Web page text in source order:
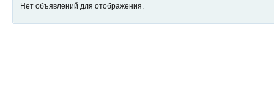
Нет объявлений для отображения.